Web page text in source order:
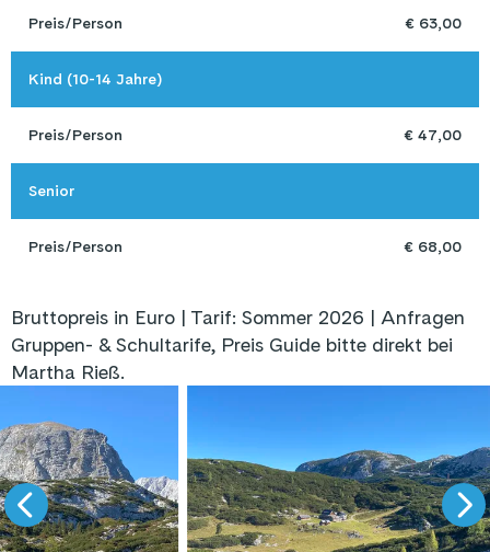
Preis/Person € 63,00
Kind (10-14 Jahre)
Preis/Person € 47,00
Senior
Preis/Person € 68,00
Bruttopreis in Euro | Tarif: Sommer 2026 | Anfragen
Gruppen- & Schultarife, Preis Guide bitte direkt bei
Martha Rieß.